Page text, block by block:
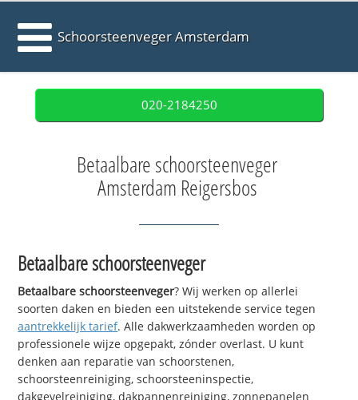
Schoorsteenveger Amsterdam
020-2184250
Betaalbare schoorsteenveger
Amsterdam Reigersbos
Betaalbare schoorsteenveger
Betaalbare schoorsteenveger? Wij werken op allerlei
soorten daken en bieden een uitstekende service tegen
aantrekkelijk tarief. Alle dakwerkzaamheden worden op
professionele wijze opgepakt, zónder overlast. U kunt
denken aan reparatie van schoorstenen,
schoorsteenreiniging, schoorsteeninspectie,
dakgevelreiniging, dakpannenreiniging, zonnepanelen